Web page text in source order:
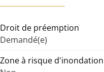
Droit de préemption
Demandé(e)
Zone à risque d'inondation